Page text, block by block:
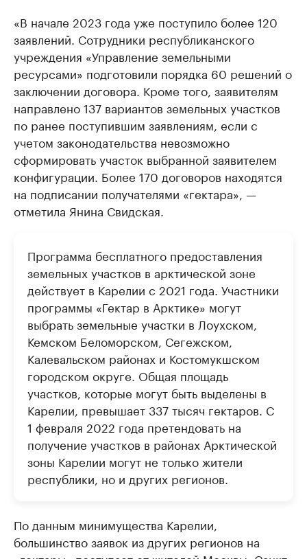
«В начале 2023 года уже поступило более 120
заявлений. Сотрудники республиканского
учреждения «Управление земельными
ресурсами» подготовили порядка 60 решений о
заключении договора. Кроме того, заявителям
направлено 137 вариантов земельных участков
по ранее поступившим заявлениям, если с
учетом законодательства невозможно
сформировать участок выбранной заявителем
конфигурации. Более 170 договоров находятся
на подписании получателями «гектара», —
отметила Янина Свидская.
Программа бесплатного предоставления
земельных участков в арктической зоне
действует в Карелии с 2021 года. Участники
программы «Гектар в Арктике» могут
выбрать земельные участки в Лоухском,
Кемском Беломорском, Сегежском,
Калевальском районах и Костомукшском
городском округе. Общая площадь
участков, которые могут быть выделены в
Карелии, превышает 337 тысяч гектаров. С
1 февраля 2022 года претендовать на
получение участков в районах Арктической
зоны Карелии могут не только жители
республики, но и других регионов.
По данным минимущества Карелии,
большинство заявок из других регионов на